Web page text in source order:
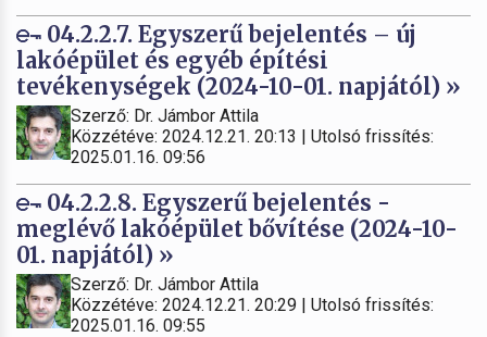
04.2.2.7. Egyszerű bejelentés – új
lakóépület és egyéb építési
tevékenységek (2024-10-01. napjától) »
Szerző: Dr. Jámbor Attila
Közzétéve: 2024.12.21. 20:13 | Utolsó frissítés:
2025.01.16. 09:56
04.2.2.8. Egyszerű bejelentés -
meglévő lakóépület bővítése (2024-10-
01. napjától) »
Szerző: Dr. Jámbor Attila
Közzétéve: 2024.12.21. 20:29 | Utolsó frissítés:
2025.01.16. 09:55